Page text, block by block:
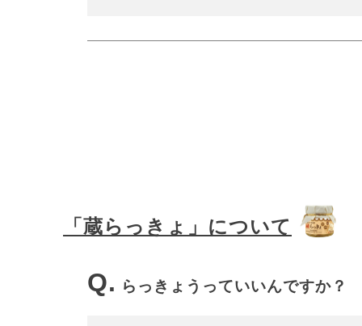
「蔵らっきょ」について
Q. らっきょうっていいんですか？